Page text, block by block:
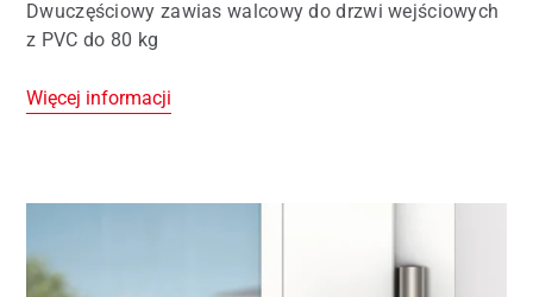
Dwuczęściowy zawias walcowy do drzwi wejściowych
z PVC do 80 kg
Więcej informacji